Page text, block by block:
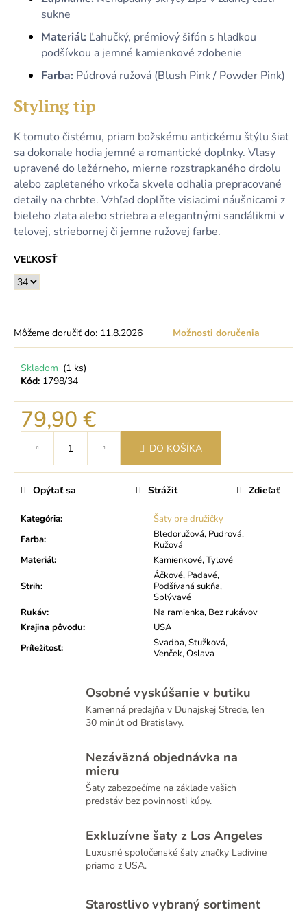
sukne
Materiál: Ľahučký, prémiový šifón s hladkou
podšívkou a jemné kamienkové zdobenie
Farba: Púdrová ružová (Blush Pink / Powder Pink)
Styling tip
K tomuto čistému, priam božskému antickému štýlu šiat
sa dokonale hodia jemné a romantické doplnky. Vlasy
upravené do ležérneho, mierne rozstrapkaného drdolu
alebo zapleteného vrkoča skvele odhalia prepracované
detaily na chrbte. Vzhľad doplňte visiacimi náušnicami z
bieleho zlata alebo striebra a elegantnými sandálikmi v
telovej, striebornej či jemne ružovej farbe.
VEĽKOSŤ
Môžeme doručiť do: 11.8.2026 Možnosti doručenia
Skladom (1 ks)
Kód: 1798/34
79,90 €
cena:
DO KOŠÍKA
Kategória:
Šaty pre družičky
Farba:
Bledoružová, Pudrová,
Ružová
Materiál: Kamienkové, Tylové
Strih:
Áčkové, Padavé,
Podšívaná sukňa,
Splývavé
Rukáv:
Na ramienka, Bez rukávov
Krajina pôvodu:
USA
Príležitosť:
Svadba, Stužková,
Venček, Oslava
Opýtať sa Strážiť Zdieľať
Osobné vyskúšanie v butiku
Kamenná predajňa v Dunajskej Strede, len
30 minút od Bratislavy.
Nezáväzná objednávka na
mieru
Šaty zabezpečíme na základe vašich
predstáv bez povinnosti kúpy.
Exkluzívne šaty z Los Angeles
Luxusné spoločenské šaty značky Ladivine
priamo z USA.
Starostlivo vybraný sortiment